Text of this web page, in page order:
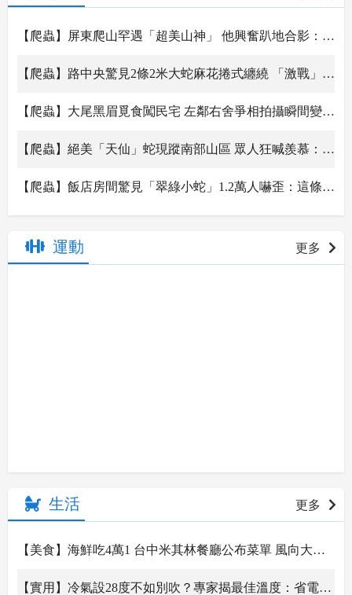
【爬蟲】屏東爬山罕遇「超美山神」 他興奮趴地合影：多年沒看到
【爬蟲】路中央驚見2條2米大蛇麻花捲式纏繞 「激戰」過程全被拍
【爬蟲】大尾黑眉覓食闖民宅 左鄰右舍爭相拍攝瞬間變明星
【爬蟲】絕美「天仙」蛇現蹤南部山區 眾人狂喊羨慕：太幸運
【爬蟲】飯店房間驚見「翠綠小蛇」1.2萬人嚇歪：這條有毒
運動 更多
生活 更多
【美食】海鮮吃4萬1 台中米其林餐廳公布菜單 風向大轉彎
【實用】冷氣設28度不如別吹？專家揭最佳溫度：省電6％